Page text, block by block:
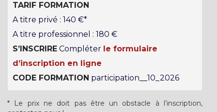
TARIF FORMATION
A titre privé : 140 €*
A titre professionnel : 180 €
S’INSCRIRE Compléter le formulaire
d’inscription en ligne
CODE FORMATION participation__10_2026
* Le prix ne doit pas être un obstacle à l’inscription,